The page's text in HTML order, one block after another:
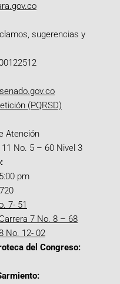
sugerencias y
(PQRSD)
Atención
No. 5 – 60 Nivel 3
pm
7- 51
Carrera 7 No. 8 – 68
No. 12- 02
del Congreso: